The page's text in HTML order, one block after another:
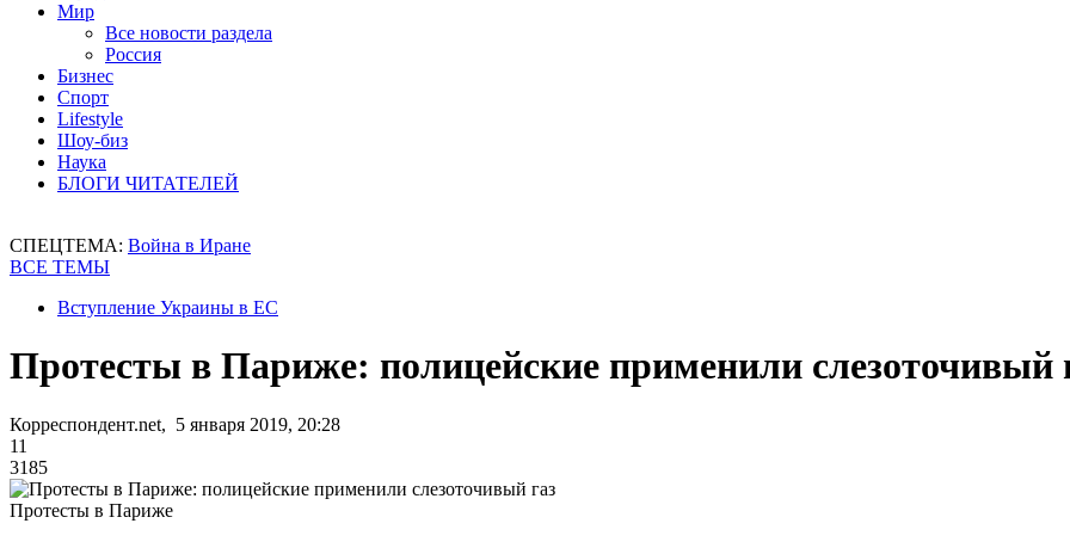
Мир
Все новости раздела
Россия
Бизнес
Спорт
Lifestyle
Шоу-биз
Наука
БЛОГИ ЧИТАТЕЛЕЙ
СПЕЦТЕМА: Война в Иране
ВСЕ ТЕМЫ
Вступление Украины в ЕС
Протесты в Париже: полицейские применили слезоточивый
Корреспондент.net, 5 января 2019, 20:28
11
3185
Протесты в Париже